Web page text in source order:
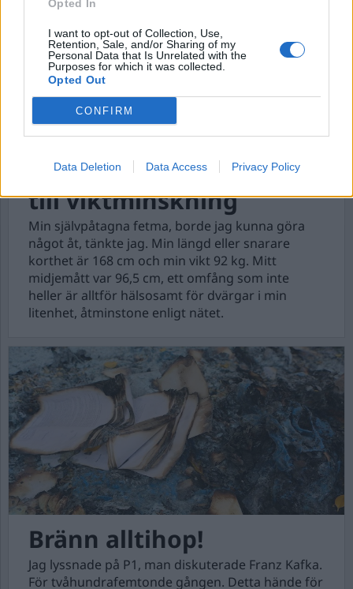
Opted In
I want to opt-out of Collection, Use,
Retention, Sale, and/or Sharing of my
Personal Data that Is Unrelated with the
Purposes for which it was collected.
Opted Out
CONFIRM
Data Deletion Data Access Privacy Policy
Carolas och mina försök
till viktminskning
Min självpåtagna fetma, borde jag kunna göra
något åt, tänkte jag. Min längd eller snarare
korthet är 168 cm och min vikt 92 kg. Mitt
midjemått var 96,5 cm, ett omfång som inte
heller är alltför hälsosamt för dvärgar i min
litenhet, åtminstone enligt nätet.
Bränn alltihop!
Jag lyssnade på P1, man diskuterade Franz Kafka.
För tvåhundrafemtonde gången. Detta hände för